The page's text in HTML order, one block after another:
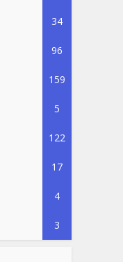
34
96
159
5
122
17
4
3